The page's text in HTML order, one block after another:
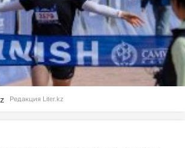
Редакция Liter.kz